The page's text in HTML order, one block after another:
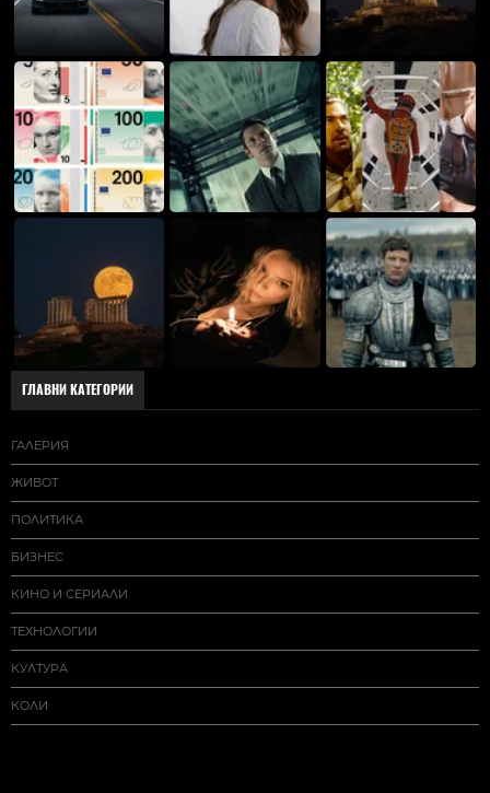
ГЛАВНИ КАТЕГОРИИ
ГАЛЕРИЯ
ЖИВОТ
ПОЛИТИКА
БИЗНЕС
КИНО И СЕРИАЛИ
ТЕХНОЛОГИИ
КУЛТУРА
КОЛИ